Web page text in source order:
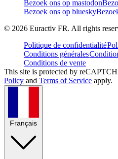
Bezoek ons op mastodon
Bezoek ons op bluesky
© 2026 Euractiv FR. All rights
Politique de confidentialité
Conditions générales
Conditions de vente
This site is protected by
Policy and Terms of Service apply.
Français